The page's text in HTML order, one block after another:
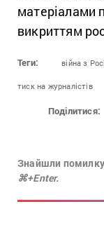
матеріалами
викриттям
Теги: війна з
тиск на журналістів
Поділитися:
Знайшли
⌘+Enter.